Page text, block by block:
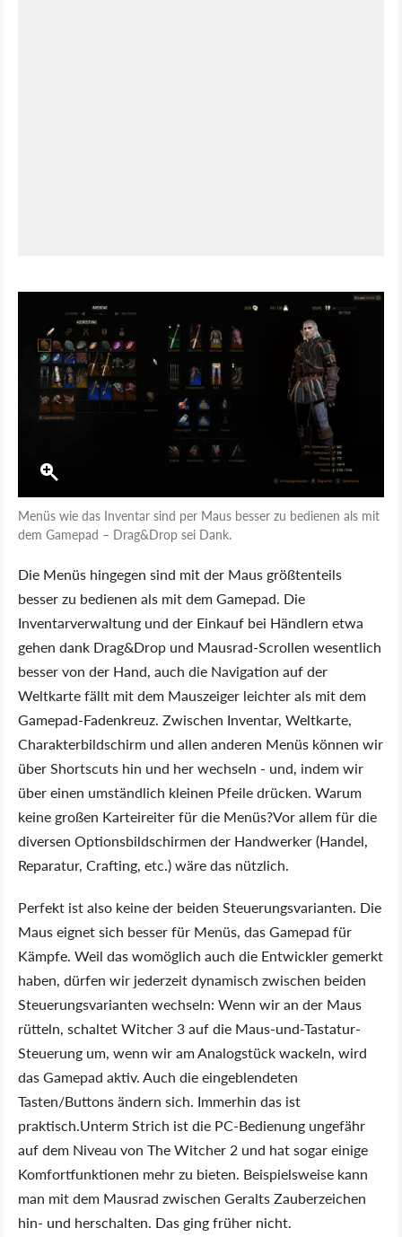
Menüs wie das Inventar sind per Maus besser zu bedienen als mit
dem Gamepad – Drag&Drop sei Dank.
Die Menüs hingegen sind mit der Maus größtenteils
besser zu bedienen als mit dem Gamepad. Die
Inventarverwaltung und der Einkauf bei Händlern etwa
gehen dank Drag&Drop und Mausrad-Scrollen wesentlich
besser von der Hand, auch die Navigation auf der
Weltkarte fällt mit dem Mauszeiger leichter als mit dem
Gamepad-Fadenkreuz. Zwischen Inventar, Weltkarte,
Charakterbildschirm und allen anderen Menüs können wir
über Shortscuts hin und her wechseln - und, indem wir
über einen umständlich kleinen Pfeile drücken. Warum
keine großen Karteireiter für die Menüs?Vor allem für die
diversen Optionsbildschirmen der Handwerker (Handel,
Reparatur, Crafting, etc.) wäre das nützlich.
Perfekt ist also keine der beiden Steuerungsvarianten. Die
Maus eignet sich besser für Menüs, das Gamepad für
Kämpfe. Weil das womöglich auch die Entwickler gemerkt
haben, dürfen wir jederzeit dynamisch zwischen beiden
Steuerungsvarianten wechseln: Wenn wir an der Maus
rütteln, schaltet Witcher 3 auf die Maus-und-Tastatur-
Steuerung um, wenn wir am Analogstück wackeln, wird
das Gamepad aktiv. Auch die eingeblendeten
Tasten/Buttons ändern sich. Immerhin das ist
praktisch.Unterm Strich ist die PC-Bedienung ungefähr
auf dem Niveau von The Witcher 2 und hat sogar einige
Komfortfunktionen mehr zu bieten. Beispielsweise kann
man mit dem Mausrad zwischen Geralts Zauberzeichen
hin- und herschalten. Das ging früher nicht.